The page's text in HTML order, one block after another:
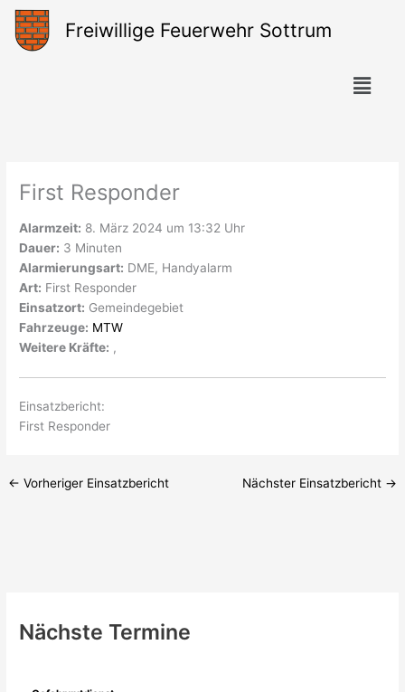
Zum
Inhalt
springen
Freiwillige Feuerwehr Sottrum
Menü
First Responder
Alarmzeit: 8. März 2024 um 13:32 Uhr
Dauer: 3 Minuten
Alarmierungsart: DME, Handyalarm
Art: First Responder
Einsatzort: Gemeindegebiet
Fahrzeuge: MTW
Weitere Kräfte: ,
Einsatzbericht:
First Responder
← Vorheriger Einsatzbericht Nächster Einsatzbericht →
Nächste Termine